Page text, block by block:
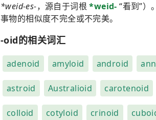
*weid-es-，源自于词根*weid- “看到”）。
事物的相似度不完全或不完美。
-oid的相关词汇
adenoid amyloid android
astroid Australioid carotenoid
colloid cotyloid crinoid